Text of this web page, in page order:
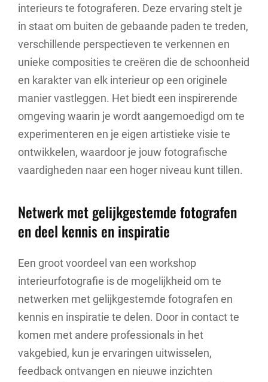
interieurs te fotograferen. Deze ervaring stelt je
in staat om buiten de gebaande paden te treden,
verschillende perspectieven te verkennen en
unieke composities te creëren die de schoonheid
en karakter van elk interieur op een originele
manier vastleggen. Het biedt een inspirerende
omgeving waarin je wordt aangemoedigd om te
experimenteren en je eigen artistieke visie te
ontwikkelen, waardoor je jouw fotografische
vaardigheden naar een hoger niveau kunt tillen.
Netwerk met gelijkgestemde fotografen
en deel kennis en inspiratie
Een groot voordeel van een workshop
interieurfotografie is de mogelijkheid om te
netwerken met gelijkgestemde fotografen en
kennis en inspiratie te delen. Door in contact te
komen met andere professionals in het
vakgebied, kun je ervaringen uitwisselen,
feedback ontvangen en nieuwe inzichten